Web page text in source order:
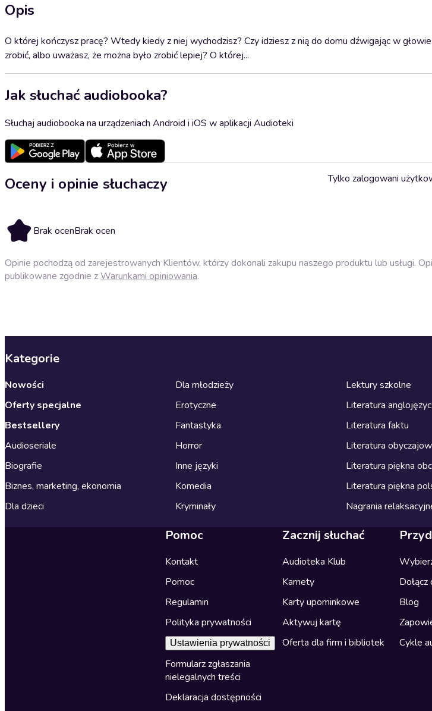
Opis
O której kończysz pracę? Wtedy kiedy z niej wychodzisz? Czy idziesz z nią do domu dźwigając w
zrobić, albo uważasz, że można było zrobić lepiej? O której...
Jak słuchać audiobooka?
Słuchaj audiobooka na urządzeniach Android i iOS w aplikacji Audioteki
Oceny i opinie słuchaczy
Brak ocenBrak ocen
Tylko zalogowani
Opinie pochodzą od zarejestrowanych Klientów, którzy dokonali zakupu naszego produktu lub usługi.
publikowane zgodnie zWarunkami opiniowania.
Kategorie
Nowości
Oferty specjalne
Bestsellery
Audioseriale
Biografie
Biznes, marketing, ekonomia
Dla dzieci
Dla młodzieży
Erotyczne
Fantastyka
Horror
Inne języki
Komedia
Kryminały
Lektury szkolne
Literatura
Literatura faktu
Literatura
Literatura piękna
Literatura piękna
Nagrania
Pomoc
Kontakt
Pomoc
Regulamin
Polityka prywatności
Ustawienia prywatności
Formularz zgłaszania
nielegalnych treści
Deklaracja dostępności
Zacznij słuchać
Audioteka Klub
Karnety
Karty upominkowe
Aktywuj kartę
Oferta dla firm i bibliotek
Blog
Cykle